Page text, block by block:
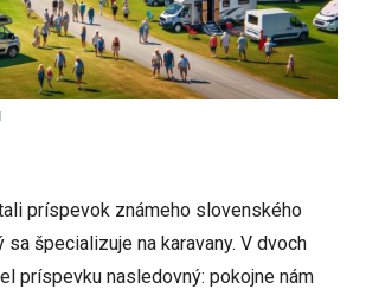
príspevok známeho slovenského
sa špecializuje na karavany. V dvoch
príspevku nasledovný: pokojne nám